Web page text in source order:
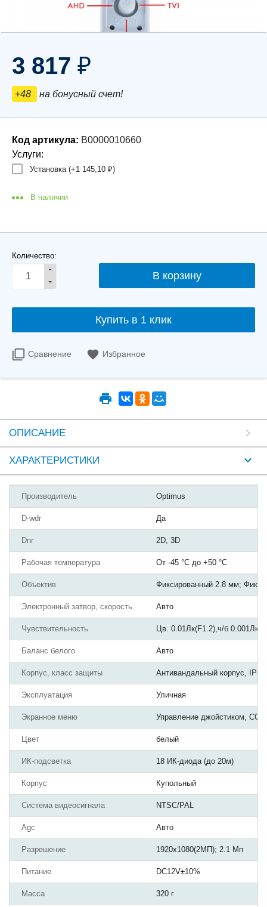
3 817 ₽
+48 на бонусный счет!
Код артикула: В0000010660
Услуги:
Установка (+1 145,10 ₽)
В наличии
Количество:
Купить в 1 клик
Сравнение Избранное
ОПИСАНИЕ
ХАРАКТЕРИСТИКИ
Производитель Optimus
D-wdr Да
Dnr 2D, 3D
Рабочая температура От -45 °С до +50 °С
Объектив Фиксированный 2.8 мм;
Электронный затвор, скорость Авто
Чувствительность Цв. 0.01Лк(F1.2),ч/б
Баланс белого Авто
Корпус, класс защиты Антивандальный корпус, IP66
Эксплуатация Уличная
Экранное меню Управление джойстиком, СОС
Цвет белый
ИК-подсветка 18 ИК-диода (до 20м)
Корпус Купольный
Система видеосигнала NTSC/PAL
Agc Авто
Разрешение 1920х1080(2МП); 2.1 Мп
Питание DC12V±10%
Масса 320 г